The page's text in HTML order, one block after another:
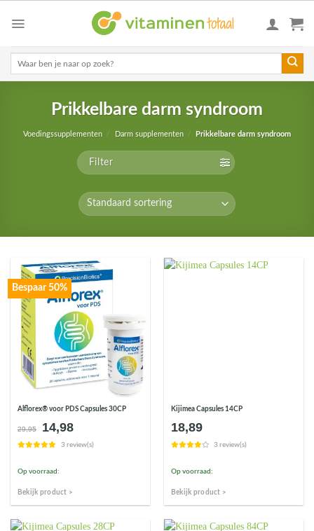
Prikkelbare darm syndroom
Voedingssupplementen / Darm supplementen / Prikkelbare darm syndroom
Filter
Bespaar 50%
Alflorex® voor PDS Capsules 30CP
29,95
Oorspronkelijke
prijs
was:
14,98Huidige
prijs
is:
3 review(s)
Op voorraad:
Bekijk product >
Kijimea Capsules 14CP
18,89
3 review(s)
Op voorraad:
Bekijk product >